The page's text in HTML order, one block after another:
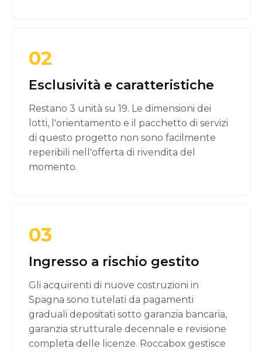
02
Esclusività e caratteristiche
Restano 3 unità su 19. Le dimensioni dei
lotti, l'orientamento e il pacchetto di servizi
di questo progetto non sono facilmente
reperibili nell'offerta di rivendita del
momento.
03
Ingresso a rischio gestito
Gli acquirenti di nuove costruzioni in
Spagna sono tutelati da pagamenti
graduali depositati sotto garanzia bancaria,
garanzia strutturale decennale e revisione
completa delle licenze. Roccabox gestisce